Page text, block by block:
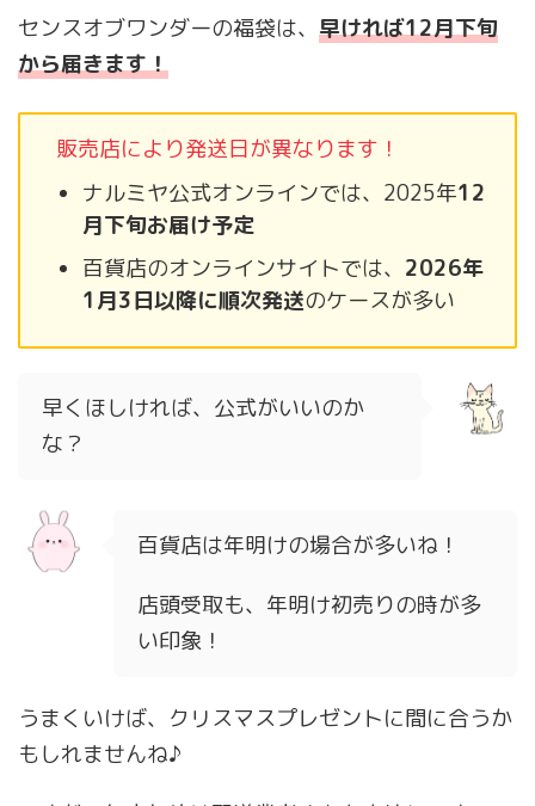
センスオブワンダーの福袋は、 早ければ12月下旬
から届きます！
販売店により発送日が異なります！
ナルミヤ公式オンラインでは、2025年12
月下旬お届け予定
百貨店のオンラインサイトでは、 2026年
1月3日以降に順次発送のケースが多い
早くほしければ、公式がいいのか
な？
百貨店は年明けの場合が多いね！
店頭受取も、年明け初売りの時が多
い印象！
うまくいけば、クリスマスプレゼントに間に合うか
もしれませんね♪